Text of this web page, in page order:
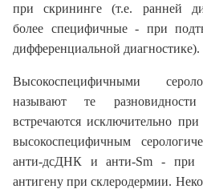
при скрининге (т.е. ранней
более специфичные - при
дифференциальной диагностике).
Высокоспецифичными
называют те разновидности
встречаются исключительно
высокоспецифичным
анти-дсДНК и анти-Sm - при
антигену при склеродермии.